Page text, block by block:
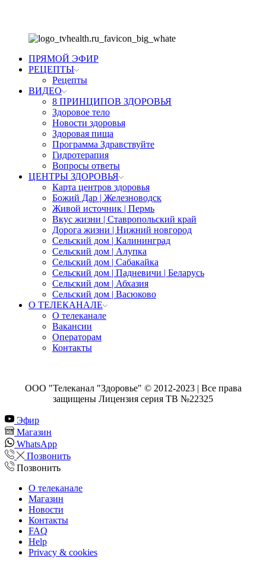
ПРЯМОЙ ЭФИР
РЕЦЕПТЫ
Рецепты
ВИДЕО
8 ПРИНЦИПОВ ЗДОРОВЬЯ
Здоровое тело
Новости здоровья
Здоровая пища
Программа Здравствуйте
Гидротерапия
Вопросы ответы
ЦЕНТРЫ ЗДОРОВЬЯ
Карта центров здоровья
Божий Дар | Железноводск
Живой источник | Пермь
Вкус жизни | Ставропольский край
Дорога жизни | Нижний новгород
Сельский дом | Калининград
Сельский дом | Алупка
Сельский дом | Сабакайка
Сельский дом | Падневичи | Беларусь
Сельский дом | Абхазия
Сельский дом | Васюково
О ТЕЛЕКАНАЛЕ
О телеканале
Вакансии
Операторам
Контакты
ООО "Телеканал "Здоровье" © 2012-2023 | Все права
защищены Лицензия серия ТВ №22325
Эфир
Магазин
WhatsApp
Позвонить
Позвонить
О телеканале
Магазин
Новости
Контакты
FAQ
Help
Privacy & cookies